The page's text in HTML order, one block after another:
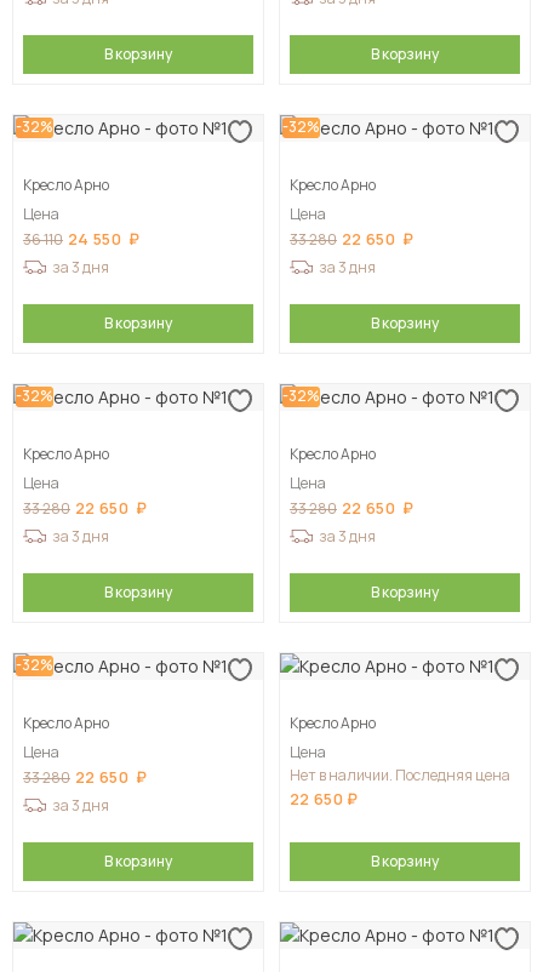
В корзину В корзину
-32%
Кресло Арно
Цена
36 110 24 550
за 3 дня
В корзину
-32%
Кресло Арно
Цена
33 280 22 650
за 3 дня
В корзину
-32%
Кресло Арно
Цена
33 280 22 650
за 3 дня
В корзину
-32%
Кресло Арно
Цена
33 280 22 650
за 3 дня
В корзину
-32%
Кресло Арно
Цена
33 280 22 650
за 3 дня
В корзину
Кресло Арно
Цена
Нет в наличии. Последняя цена
22 650
В корзину